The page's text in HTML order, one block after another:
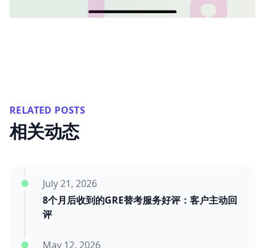
RELATED POSTS
相关动态
8个月后收到的GRE替考服务好评：客户主动回
评
July 21, 2026
May 12, 2026